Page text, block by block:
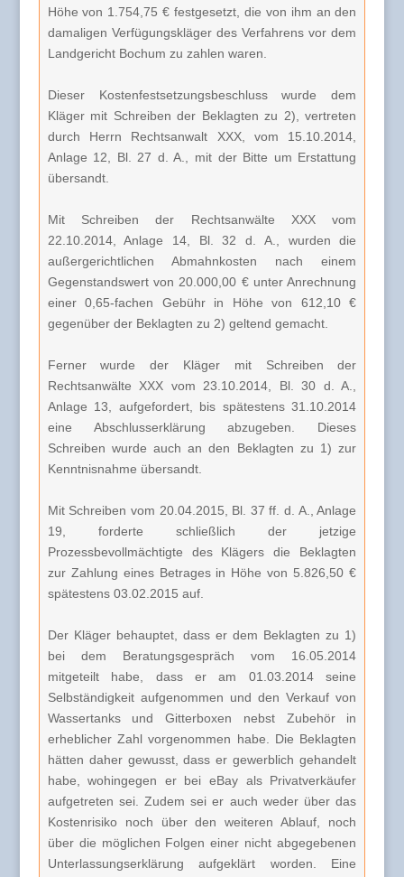
Höhe von 1.754,75 € festgesetzt, die von ihm an den
damaligen Verfügungskläger des Verfahrens vor dem
Landgericht Bochum zu zahlen waren.
Dieser Kostenfestsetzungsbeschluss wurde dem
Kläger mit Schreiben der Beklagten zu 2), vertreten
durch Herrn Rechtsanwalt XXX, vom 15.10.2014,
Anlage 12, Bl. 27 d. A., mit der Bitte um Erstattung
übersandt.
Mit Schreiben der Rechtsanwälte XXX vom
22.10.2014, Anlage 14, Bl. 32 d. A., wurden die
außergerichtlichen Abmahnkosten nach einem
Gegenstandswert von 20.000,00 € unter Anrechnung
einer 0,65-fachen Gebühr in Höhe von 612,10 €
gegenüber der Beklagten zu 2) geltend gemacht.
Ferner wurde der Kläger mit Schreiben der
Rechtsanwälte XXX vom 23.10.2014, Bl. 30 d. A.,
Anlage 13, aufgefordert, bis spätestens 31.10.2014
eine Abschlusserklärung abzugeben. Dieses
Schreiben wurde auch an den Beklagten zu 1) zur
Kenntnisnahme übersandt.
Mit Schreiben vom 20.04.2015, Bl. 37 ff. d. A., Anlage
19, forderte schließlich der jetzige
Prozessbevollmächtigte des Klägers die Beklagten
zur Zahlung eines Betrages in Höhe von 5.826,50 €
spätestens 03.02.2015 auf.
Der Kläger behauptet, dass er dem Beklagten zu 1)
bei dem Beratungsgespräch vom 16.05.2014
mitgeteilt habe, dass er am 01.03.2014 seine
Selbständigkeit aufgenommen und den Verkauf von
Wassertanks und Gitterboxen nebst Zubehör in
erheblicher Zahl vorgenommen habe. Die Beklagten
hätten daher gewusst, dass er gewerblich gehandelt
habe, wohingegen er bei eBay als Privatverkäufer
aufgetreten sei. Zudem sei er auch weder über das
Kostenrisiko noch über den weiteren Ablauf, noch
über die möglichen Folgen einer nicht abgegebenen
Unterlassungserklärung aufgeklärt worden. Eine